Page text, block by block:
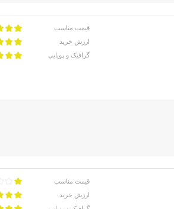
قیمت مناسب
ارزش خرید
گرافیک و پویایی
قیمت مناسب
ارزش خرید